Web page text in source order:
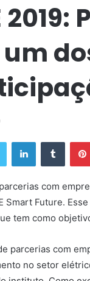
com
Smart Future.
tem como
parcerias com
no setor